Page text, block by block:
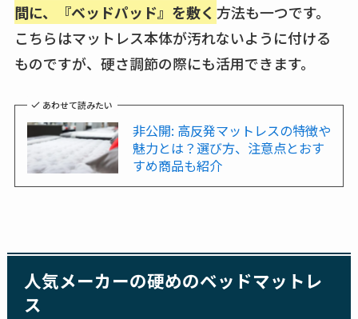
間に、『ベッドパッド』を敷く 方法も一つです。
こちらはマットレス本体が汚れないように付ける
ものですが、硬さ調節の際にも活用できます。
あわせて読みたい
非公開: 高反発マットレスの特徴や
魅力とは？選び方、注意点とおす
すめ商品も紹介
人気メーカーの硬めのベッドマットレ
ス